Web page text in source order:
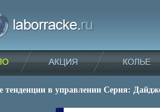
тенденции в управлении Серия: